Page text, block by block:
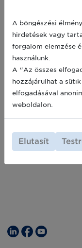
hozzáférést
számára.
érték el.
legfontosabb
szerint
Ha a
nézzük, akkor
fedezhető fel,
növekedés útját
makroszinten
kulcstényezőt
melyek már
átláthatóságot,
snack-ek iránti
A böngészési
hirdetések vagy
forgalom elemzése
használunk.
A "Az összes
hozzájárulhat a
elfogadásával
weboldalon.
Elutasít